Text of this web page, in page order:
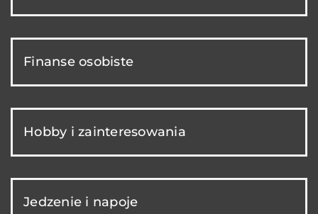
Finanse osobiste
Hobby i zainteresowania
Jedzenie i napoje